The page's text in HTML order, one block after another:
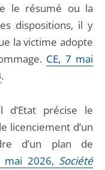
le résumé ou la
dispositions, il y
la victime adopte
CE, 7 mai
.
d’Etat précise le
licenciement d’un
d’un plan de
mai 2026, Société